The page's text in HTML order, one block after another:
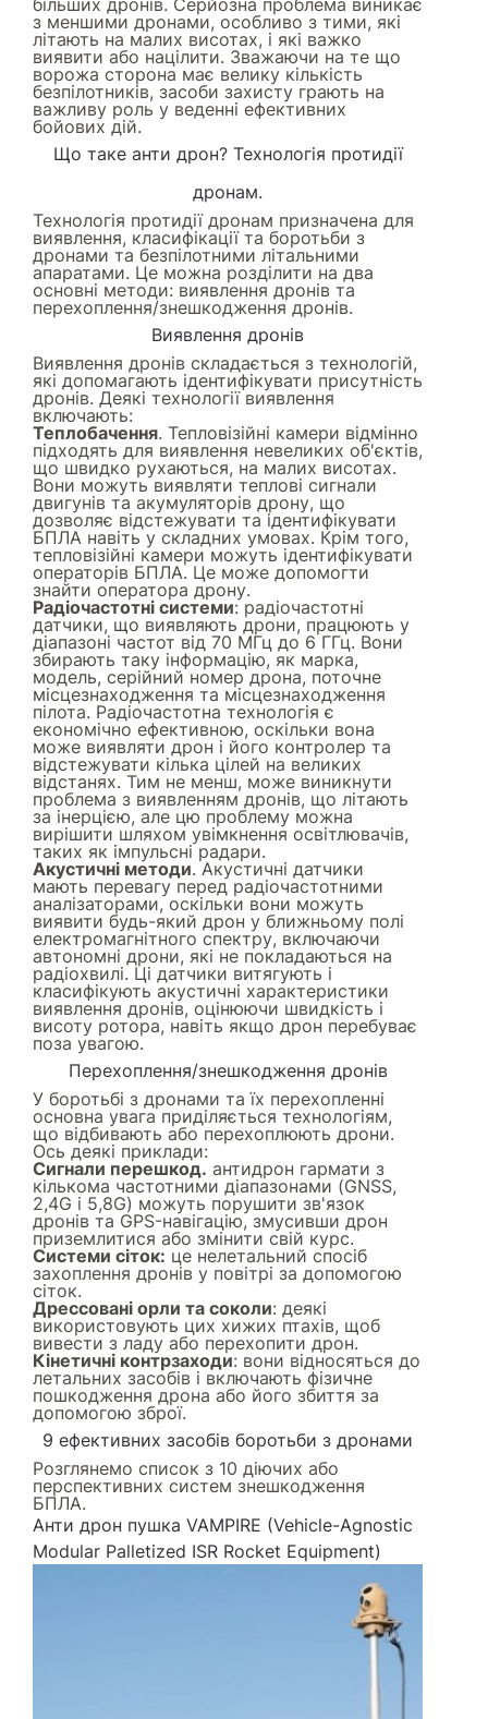
з меншими дронами, особливо з тими, які
літають на малих висотах, і які важко
виявити або націлити. Зважаючи на те що
ворожа сторона має велику кількість
безпілотників, засоби захисту грають на
важливу роль у веденні ефективних
бойових дій.
Що таке анти дрон? Технологія протидії
дронам.
Технологія протидії дронам призначена для
виявлення, класифікації та боротьби з
дронами та безпілотними літальними
апаратами. Це можна розділити на два
основні методи: виявлення дронів та
перехоплення/знешкодження дронів.
Виявлення дронів
Виявлення дронів складається з технологій,
які допомагають ідентифікувати присутність
дронів. Деякі технології виявлення
включають:
Теплобачення. Тепловізійні камери відмінно
підходять для виявлення невеликих об'єктів,
що швидко рухаються, на малих висотах.
Вони можуть виявляти теплові сигнали
двигунів та акумуляторів дрону, що
дозволяє відстежувати та ідентифікувати
БПЛА навіть у складних умовах. Крім того,
тепловізійні камери можуть ідентифікувати
операторів БПЛА. Це може допомогти
знайти оператора дрону.
Радіочастотні системи: радіочастотні
датчики, що виявляють дрони, працюють у
діапазоні частот від 70 МГц до 6 ГГц. Вони
збирають таку інформацію, як марка,
модель, серійний номер дрона, поточне
місцезнаходження та місцезнаходження
пілота. Радіочастотна технологія є
економічно ефективною, оскільки вона
може виявляти дрон і його контролер та
відстежувати кілька цілей на великих
відстанях. Тим не менш, може виникнути
проблема з виявленням дронів, що літають
за інерцією, але цю проблему можна
вирішити шляхом увімкнення освітлювачів,
таких як імпульсні радари.
Акустичні методи. Акустичні датчики
мають перевагу перед радіочастотними
аналізаторами, оскільки вони можуть
виявити будь-який дрон у ближньому полі
електромагнітного спектру, включаючи
автономні дрони, які не покладаються на
радіохвилі. Ці датчики витягують і
класифікують акустичні характеристики
виявлення дронів, оцінюючи швидкість і
висоту ротора, навіть якщо дрон перебуває
поза увагою.
Перехоплення/знешкодження дронів
У боротьбі з дронами та їх перехопленні
основна увага приділяється технологіям,
що відбивають або перехоплюють дрони.
Ось деякі приклади:
Сигнали перешкод. антидрон гармати з
кількома частотними діапазонами (GNSS,
2,4G і 5,8G) можуть порушити зв'язок
дронів та GPS-навігацію, змусивши дрон
приземлитися або змінити свій курс.
Системи сіток: це нелетальний спосіб
захоплення дронів у повітрі за допомогою
сіток.
Дрессовані орли та соколи: деякі
використовують цих хижих птахів, щоб
вивести з ладу або перехопити дрон.
Кінетичні контрзаходи: вони відносяться до
летальних засобів і включають фізичне
пошкодження дрона або його збиття за
допомогою зброї.
9 ефективних засобів боротьби з дронами
Розглянемо список з 10 діючих або
перспективних систем знешкодження
БПЛА.
Анти дрон пушка VAMPIRE (Vehicle-Agnostic
Modular Palletized ISR Rocket Equipment)